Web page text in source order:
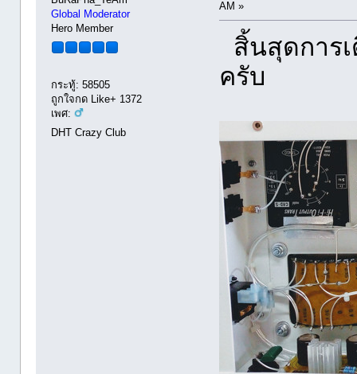
Global Moderator
Hero Member
กระทู้: 58505
ถูกใจกด Like+ 1372
เพศ:
DHT Crazy Club
AM »
สิ้นสุดการ
ครับ